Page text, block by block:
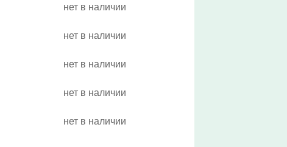
нет в наличии
нет в наличии
нет в наличии
нет в наличии
нет в наличии